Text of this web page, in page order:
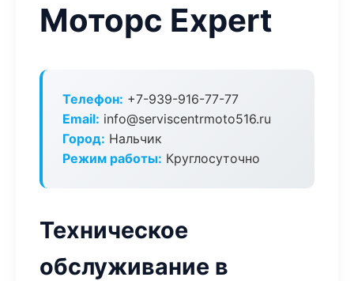
Моторс Expert
Телефон: +7-939-916-77-77
Email: info@serviscentrmoto516.ru
Город: Нальчик
Режим работы: Круглосуточно
Техническое
обслуживание в